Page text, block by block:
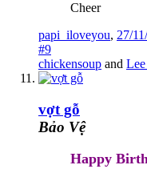
Cheer
papi_iloveyou, 27/
#9
chickensoup and
vợt gỗ
Bảo Vệ
Happy